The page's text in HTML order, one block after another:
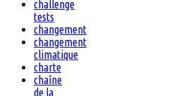
challenge
tests
changement
changement
climatique
charte
chaîne
de la